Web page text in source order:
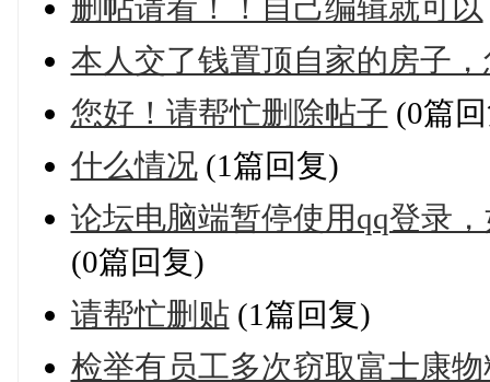
删帖请看！！自己编辑就可以
本人交了钱置顶自家的房子
您好！请帮忙删除帖子 (0篇
什么情况(1篇回复)
论坛电脑端暂停使用qq登录
(0篇回复)
请帮忙删贴 (1篇回复)
检举有员工多次窃取富士康物